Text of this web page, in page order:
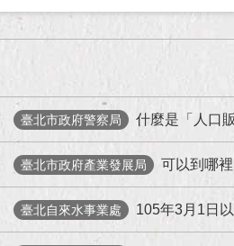
臺北市政府警察局 什麼是「人口
臺北市政府產業發展局 可以到哪
臺北自來水事業處 105年3月1日